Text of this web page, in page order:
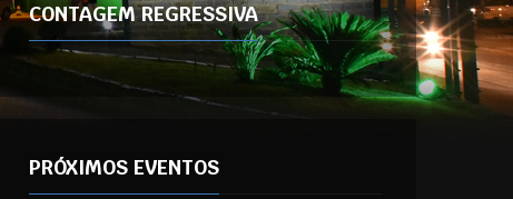
CONTAGEM REGRESSIVA
PRÓXIMOS EVENTOS